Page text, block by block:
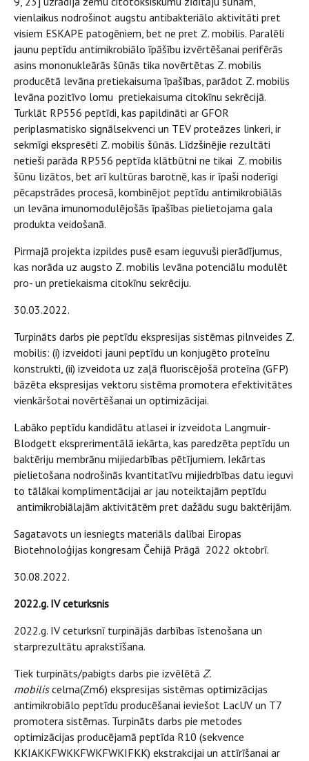
vienlaikus nodrošinot augstu antibakteriālo aktivitāti pret
visiem ESKAPE patogēniem, bet ne pret Z. mobilis. Paralēli
jaunu peptīdu antimikrobiālo īpāšību izvērtēšanai perifērās
asins mononukleārās šūnās tika novērtētas Z. mobilis
producētā levāna pretiekaisuma īpašības, parādot Z. mobilis
levāna pozitīvo lomu pretiekaisuma citokīnu sekrēcijā.
Turklāt RP556 peptīdi, kas papildināti ar GFOR
periplasmatisko signālsekvenci un TEV proteāzes linkeri, ir
sekmīgi ekspresēti Z. mobilis šūnās. Līdzšinējie rezultāti
netieši parāda RP556 peptīda klātbūtni ne tikai Z. mobilis
šūnu lizātos, bet arī kultūras barotnē, kas ir īpaši noderīgi
pēcapstrādes procesā, kombinējot peptīdu antimikrobiālās
un levāna imunomodulējošās īpašības pielietojama gala
produkta veidošanā.
Pirmajā projekta izpildes pusē esam ieguvuši pierādījumus,
kas norāda uz augsto Z. mobilis levāna potenciālu modulēt
pro- un pretiekaisma citokīnu sekrēciju.
30.03.2022.
Turpināts darbs pie peptīdu ekspresijas sistēmas pilnveides Z.
mobilis: (i) izveidoti jauni peptīdu un konjugēto proteīnu
konstrukti, (ii) izveidota uz zaļā fluoriscējošā proteīna (GFP)
bāzēta ekspresijas vektoru sistēma promotera efektivitātes
vienkāršotai novērtēšanai un optimizācijai.
Labāko peptīdu kandidātu atlasei ir izveidota Langmuir-
Blodgett eksprerimentālā iekārta, kas paredzēta peptīdu un
baktēriju membrānu mijiedarbības pētījumiem. Iekārtas
pielietošana nodrošinās kvantitatīvu mijiedrbības datu ieguvi
to tālākai komplimentācijai ar jau noteiktajām peptīdu
antimikrobiālajām aktivitātēm pret dažādu sugu baktērijām.
Sagatavots un iesniegts materiāls dalībai Eiropas
Biotehnoloģijas kongresam Čehijā Prāgā 2022 oktobrī.
30.08.2022.
2022.g. IV ceturksnis
2022.g. IV ceturksnī turpinājās darbības īstenošana un
starprezultātu aprakstīšana.
Tiek turpināts/pabigts darbs pie izvēlētā Z.
mobiliscelma(Zm6) ekspresijas sistēmas optimizācijas
antimikrobiālo peptīdu producēšanai ieviešot LacUV un T7
promotera sistēmas. Turpināts darbs pie metodes
optimizācijas producējamā peptīda R10 (sekvence
KKIAKKFWKKFWKFWKIFKK) ekstrakcijai un attīrīšanai ar